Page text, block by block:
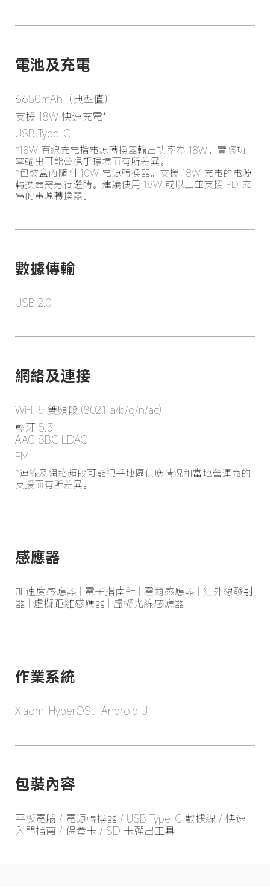
6650mAh（典型值）
支援 18W 快速充電*
USB Type-C
*18W 有線充電指電源轉換器輸出功率為 18W。實際功
率輸出可能會視乎環境而有所差異。
*包裝盒內隨附 10W 電源轉換器。支援 18W 充電的電源
轉換器需另行選購。建議使用 18W 或以上並支援 PD 充
電的電源轉換器。
數據傳輸
USB 2.0
網絡及連接
Wi-Fi5 雙頻段 (802.11a/b/g/n/ac)
藍牙 5.3
AAC SBC LDAC
FM
*連線及網絡頻段可能視乎地區供應情況和當地營運商的
支援而有所差異。
感應器
加速度感應器 | 電子指南針 | 霍爾感應器 | 紅外線發射
器 | 虛擬距離感應器 | 虛擬光線感應器
包裝內容
平板電腦 / 電源轉換器 / USB Type-C 數據線 / 快速
入門指南 / 保養卡 / SD 卡彈出工具